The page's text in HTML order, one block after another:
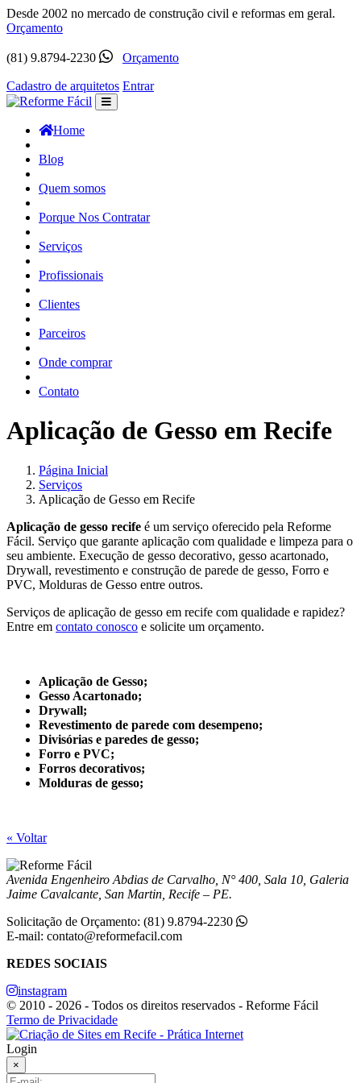
Desde 2002 no mercado de construção civil e reformas em geral.
Orçamento
(81) 9.8794-2230 Orçamento
Cadastro de arquitetos Entrar
Home
Blog
Quem somos
Porque Nos Contratar
Serviços
Profissionais
Clientes
Parceiros
Onde comprar
Contato
Aplicação de Gesso em Recife
Página Inicial
Serviços
Aplicação de Gesso em Recife
Aplicação de gesso recife é um serviço oferecido pela Reforme
Fácil. Serviço que garante aplicação com qualidade e limpeza para o
seu ambiente. Execução de gesso decorativo, gesso acartonado,
Drywall, revestimento e construção de parede de gesso, Forro e
PVC, Molduras de Gesso entre outros.
Serviços de aplicação de gesso em recife com qualidade e rapidez?
Entre em contato conosco e solicite um orçamento.
Aplicação de Gesso;
Gesso Acartonado;
Drywall;
Revestimento de parede com desempeno;
Divisórias e paredes de gesso;
Forro e PVC;
Forros decorativos;
Molduras de gesso;
« Voltar
Avenida Engenheiro Abdias de Carvalho, N° 400, Sala 10, Galeria
Jaime Cavalcante, San Martin, Recife – PE.
Solicitação de Orçamento: (81) 9.8794-2230
E-mail: contato@reformefacil.com
REDES SOCIAIS
instagram
© 2010 - 2026 - Todos os direitos reservados - Reforme Fácil
Termo de Privacidade
Login
×